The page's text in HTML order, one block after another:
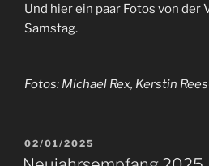
Und hier ein paar Fotos von der
Samstag.
Fotos: Michael Rex, Kerstin
VERÖFFENTLICHT
AM
02/01/2025